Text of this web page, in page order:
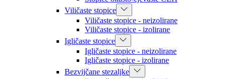
Viličaste stopice
Viličaste stopice - neizolirane
Viličaste stopice - izolirane
Igličaste stopice
Igličaste stopice - neizolirane
Igličaste stopice - izolirane
Bezvijčane stezaljke